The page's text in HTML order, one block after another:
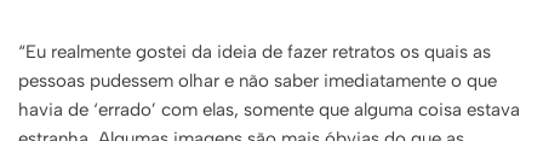
“Eu realmente gostei da ideia de fazer retratos os quais as
pessoas pudessem olhar e não saber imediatamente o que
havia de ‘errado’ com elas, somente que alguma coisa estava